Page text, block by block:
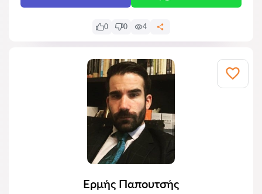
0 0 4
Ερμής Παπουτσής